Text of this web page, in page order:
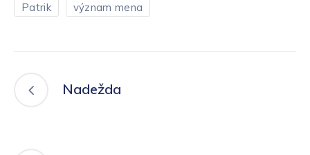
Patrik
význam mena
Nadežda